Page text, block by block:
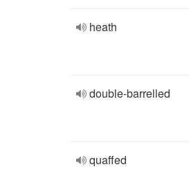
heath
double-barrelled
quaffed